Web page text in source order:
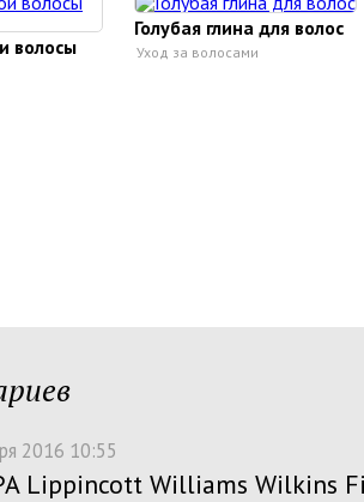
волосы
Голубая глина для волос
Уход за волосами
2016 10:55
Lippincott Williams Wilkins